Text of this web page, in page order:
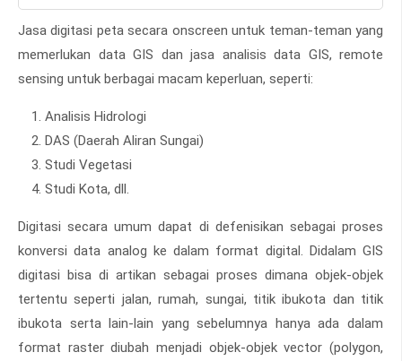
Jasa digitasi peta secara onscreen untuk teman-teman yang
memerlukan data GIS dan jasa analisis data GIS, remote
sensing untuk berbagai macam keperluan, seperti:
Analisis Hidrologi
DAS (Daerah Aliran Sungai)
Studi Vegetasi
Studi Kota, dll.
Digitasi secara umum dapat di defenisikan sebagai proses
konversi data analog ke dalam format digital. Didalam GIS
digitasi bisa di artikan sebagai proses dimana objek-objek
tertentu seperti jalan, rumah, sungai, titik ibukota dan titik
ibukota serta lain-lain yang sebelumnya hanya ada dalam
format raster diubah menjadi objek-objek vector (polygon,